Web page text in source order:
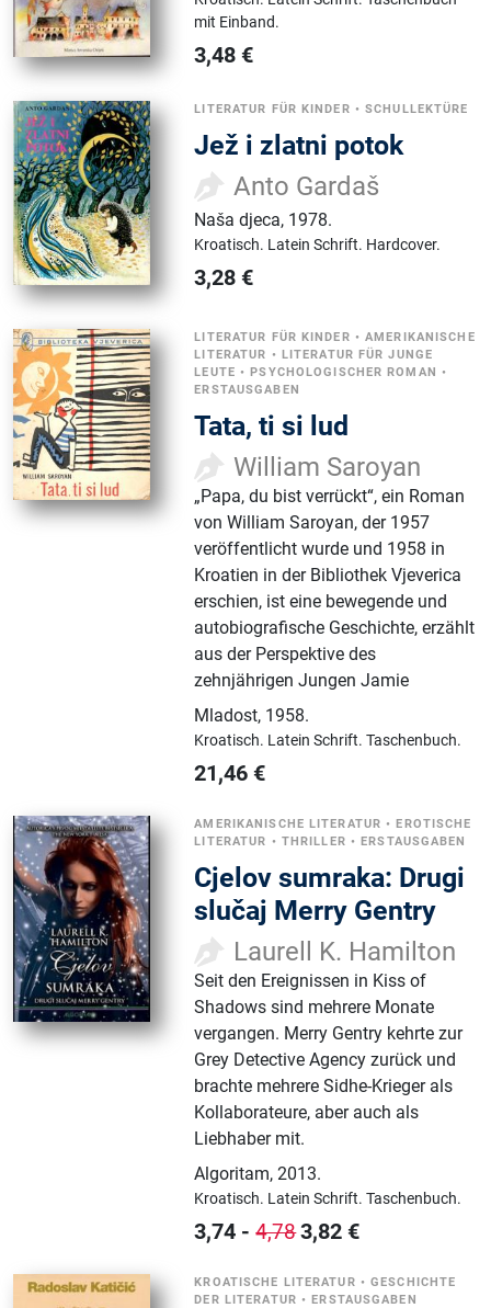
mit Einband.
3,48 €
LITERATUR FÜR KINDER •SCHULLEKTÜRE
Jež i zlatni potok
Anto Gardaš
Naša djeca, 1978.
Kroatisch. Latein Schrift. Hardcover.
3,28 €
LITERATUR FÜR KINDER •AMERIKANISCHE
LITERATUR • LITERATUR FÜR JUNGE
LEUTE •PSYCHOLOGISCHER ROMAN •
ERSTAUSGABEN
Tata, ti si lud
William Saroyan
„Papa, du bist verrückt“, ein Roman
von William Saroyan, der 1957
veröffentlicht wurde und 1958 in
Kroatien in der Bibliothek Vjeverica
erschien, ist eine bewegende und
autobiografische Geschichte, erzählt
aus der Perspektive des
zehnjährigen Jungen Jamie
Mladost, 1958.
Kroatisch. Latein Schrift.Taschenbuch.
21,46 €
AMERIKANISCHE LITERATUR •EROTISCHE
LITERATUR • THRILLER •ERSTAUSGABEN
Cjelov sumraka: Drugi
slučaj Merry Gentry
Laurell K. Hamilton
Seit den Ereignissen in Kiss of
Shadows sind mehrere Monate
vergangen. Merry Gentry kehrte zur
Grey Detective Agency zurück und
brachte mehrere Sidhe-Krieger als
Kollaborateure, aber auch als
Liebhaber mit.
Algoritam,2013.
Kroatisch. Latein Schrift.Taschenbuch.
3,74 -4,783,82 €
KROATISCHE LITERATUR •GESCHICHTE
DER LITERATUR •ERSTAUSGABEN